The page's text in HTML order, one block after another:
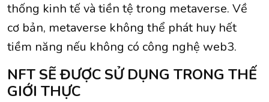
thống kinh tế và tiền tệ trong metaverse. Về
cơ bản, metaverse không thể phát huy hết
tiềm năng nếu không có công nghệ web3.
NFT SẼ ĐƯỢC SỬ DỤNG TRONG THẾ
GIỚI THỰC